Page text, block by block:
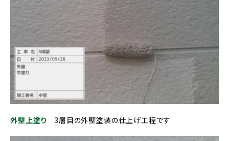
外壁上塗り 3層目の外壁塗装の仕上げ工程です